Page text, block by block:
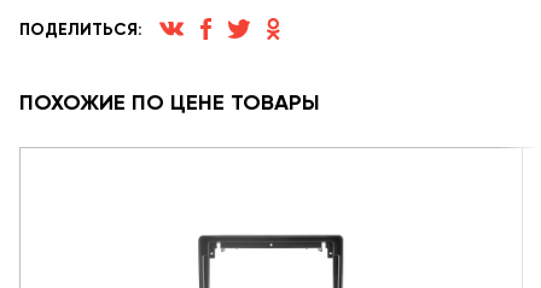
ПОДЕЛИТЬСЯ:
ПОХОЖИЕ ПО ЦЕНЕ ТОВАРЫ